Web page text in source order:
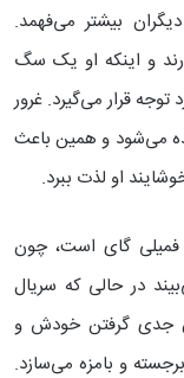
بیشتر می‌فهمد.
و اینکه او یک سگ
قرار می‌گیرد. غرور
می‌شود و همین باعث
او لذت ببرد.
فمیلی گای است، چون
در حالی که سریال
جدی گرفتن خودش و
و بامزه می‌سازد.